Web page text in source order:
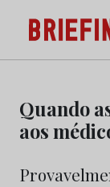
content
Briefing:
Marketing e
Quando
aos